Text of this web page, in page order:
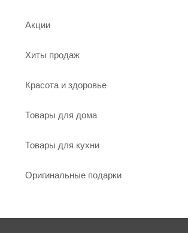
Акции
Хиты продаж
Красота и здоровье
Товары для дома
Товары для кухни
Оригинальные подарки